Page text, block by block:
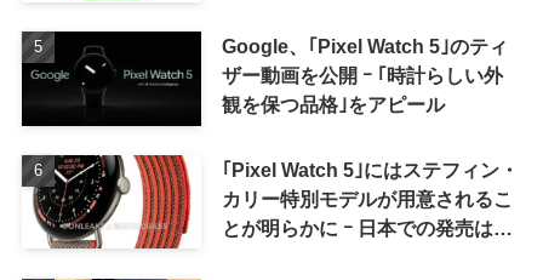
Google、｢Pixel Watch 5｣のティ
ザー動画を公開 ｰ ｢時計らしい外
観を保つ品格｣をアピール
｢Pixel Watch 5｣にはステフィン・
カリー特別モデルが用意されるこ
とが明らかに ｰ 日本での発売は期